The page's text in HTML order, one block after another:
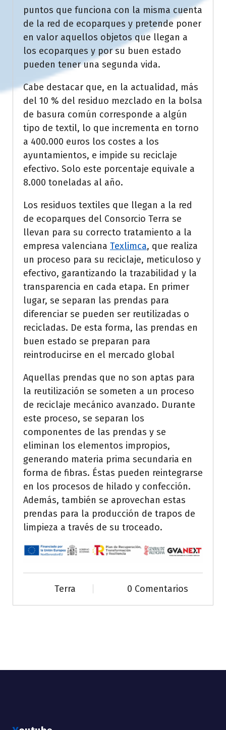
puntos que funciona con la misma cuenta
de la red de ecoparques y pretende poner
en valor aquellos objetos que llegan a
los ecoparques y por su buen estado
pueden tener una segunda vida.
Cabe destacar que, en la actualidad, más
del 10 % del residuo mezclado en la bolsa
de basura común corresponde a algún
tipo de textil, lo que incrementa en torno
a 400.000 euros los costes a los
ayuntamientos, e impide su reciclaje
efectivo. Solo este porcentaje equivale a
8.000 toneladas al año.
Los residuos textiles que llegan a la red
de ecoparques del Consorcio Terra se
llevan para su correcto tratamiento a la
empresa valenciana Texlimca, que realiza
un proceso para su reciclaje, meticuloso y
efectivo, garantizando la trazabilidad y la
transparencia en cada etapa. En primer
lugar, se separan las prendas para
diferenciar se pueden ser reutilizadas o
recicladas. De esta forma, las prendas en
buen estado se preparan para
reintroducirse en el mercado global
Aquellas prendas que no son aptas para
la reutilización se someten a un proceso
de reciclaje mecánico avanzado. Durante
este proceso, se separan los
componentes de las prendas y se
eliminan los elementos impropios,
generando materia prima secundaria en
forma de fibras. Éstas pueden reintegrarse
en los procesos de hilado y confección.
Además, también se aprovechan estas
prendas para la producción de trapos de
limpieza a través de su troceado.
Terra 0 Comentarios